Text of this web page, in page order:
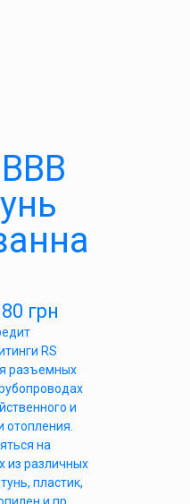
грн
RS
разъемных
и
отопления.
на
из различных
пластик,